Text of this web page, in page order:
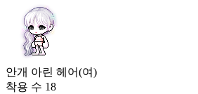
안개 아린 헤어(여)
착용 수 18